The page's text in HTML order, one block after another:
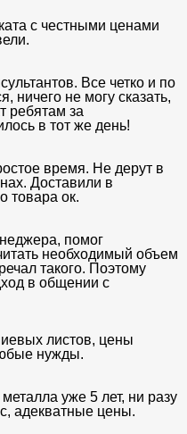
с честными ценами
Все четко и по
ничего не могу сказать,
ребятам за
в тот же день!
время. Не дерут в
Доставили в
товара ок.
помог
необходимый объем
такого. Поэтому
в общении с
листов, цены
нужды.
уже 5 лет, ни разу
адекватные цены.